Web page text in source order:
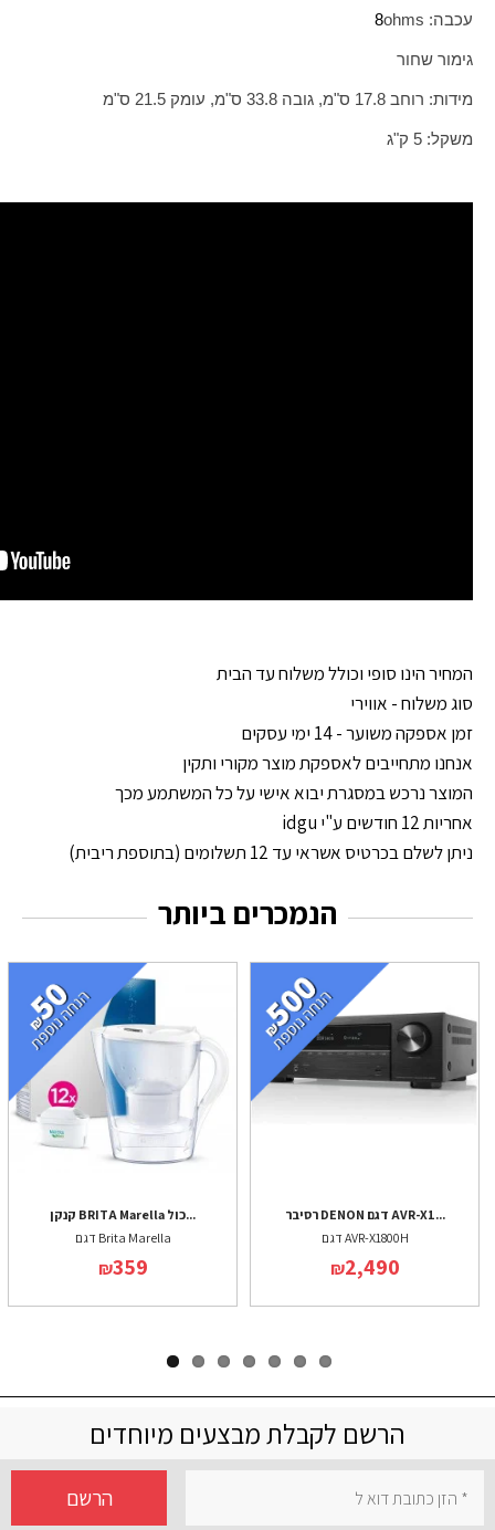
עכבה: ohms
8
גימור שחור
מידות: רוחב 17.8 ס"מ, גובה 33.8 ס"מ, עומק 21.5 ס"מ
משקל: 5 ק"ג
המחיר הינו סופי וכולל משלוח עד הבית
סוג משלוח - אווירי
זמן אספקה משוער - 14 ימי עסקים
אנחנו מתחייבים לאספקת מוצר מקורי ותקין
המוצר נרכש במסגרת יבוא אישי על כל המשתמע מכך
אחריות 12 חודשים ע"י idgu
ניתן לשלם בכרטיס אשראי עד 12 תשלומים (בתוספת ריבית)
הנמכרים ביותר
קנקן BRITA Marella כול...
דגם Brita Marella
₪359
רסיבר DENON דגם AVR-X1...
דגם AVR-X1800H
₪2,490
הרשם לקבלת מבצעים מיוחדים
הרשם